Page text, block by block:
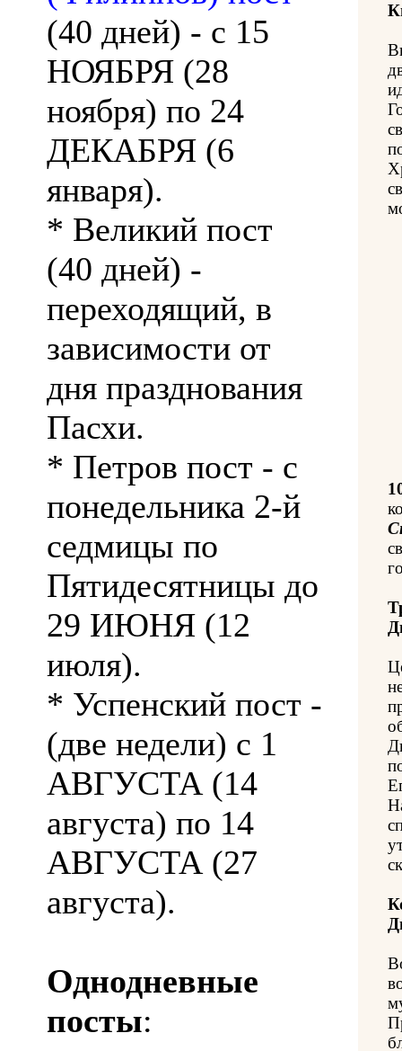
(40 дней) - с 15
НОЯБРЯ (28
ноября) по 24
ДЕКАБРЯ (6
января).
* Великий пост
(40 дней) -
переходящий, в
зависимости от
дня празднования
Пасхи.
* Петров пост - с
понедельника 2-й
седмицы по
Пятидесятницы до
29 ИЮНЯ (12
июля).
* Успенский пост -
(две недели) с 1
АВГУСТА (14
августа) по 14
АВГУСТА (27
августа).
Однодневные
посты: